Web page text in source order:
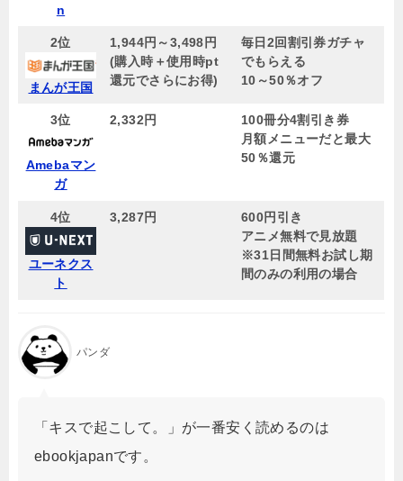
n
2位
まんが王国
1,944円～3,498円
(購入時＋使用時pt
還元でさらにお得)
毎日2回割引券ガチャ
でもらえる
10～50％オフ
3位
Amebaマン
ガ
2,332円
100冊分4割引き券
月額メニューだと最大
50％還元
4位
ユーネクス
ト
3,287円
600円引き
アニメ無料で見放題
※31日間無料お試し期
間のみの利用の場合
パンダ
「キスで起こして。」が一番安く読めるのは
ebookjapanです。